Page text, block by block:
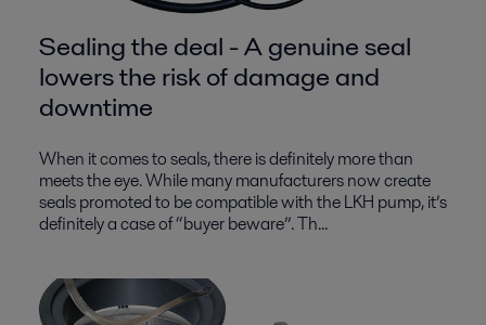
Sealing the deal - A genuine seal
lowers the risk of damage and
downtime
When it comes to seals, there is definitely more than
meets the eye. While many manufacturers now create
seals promoted to be compatible with the LKH pump, it’s
definitely a case of “buyer beware”. Th...